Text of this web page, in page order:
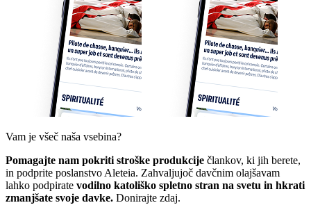
Vam je všeč naša vsebina?
Pomagajte nam pokriti stroške produkcije člankov, ki jih berete,
in podprite poslanstvo Aleteia. Zahvaljujoč davčnim olajšavam
lahko podpirate vodilno katoliško spletno stran na svetu in hkrati
zmanjšate svoje davke. Donirajte zdaj.